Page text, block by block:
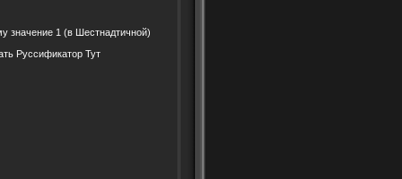
значение 1 (в Шестнадтичной)
Руссификатор Тут